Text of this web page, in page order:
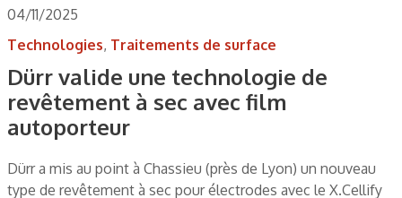
04/11/2025
Technologies, Traitements de surface
Dürr valide une technologie de
revêtement à sec avec film
autoporteur
Dürr a mis au point à Chassieu (près de Lyon) un nouveau
type de revêtement à sec pour électrodes avec le X.Cellify